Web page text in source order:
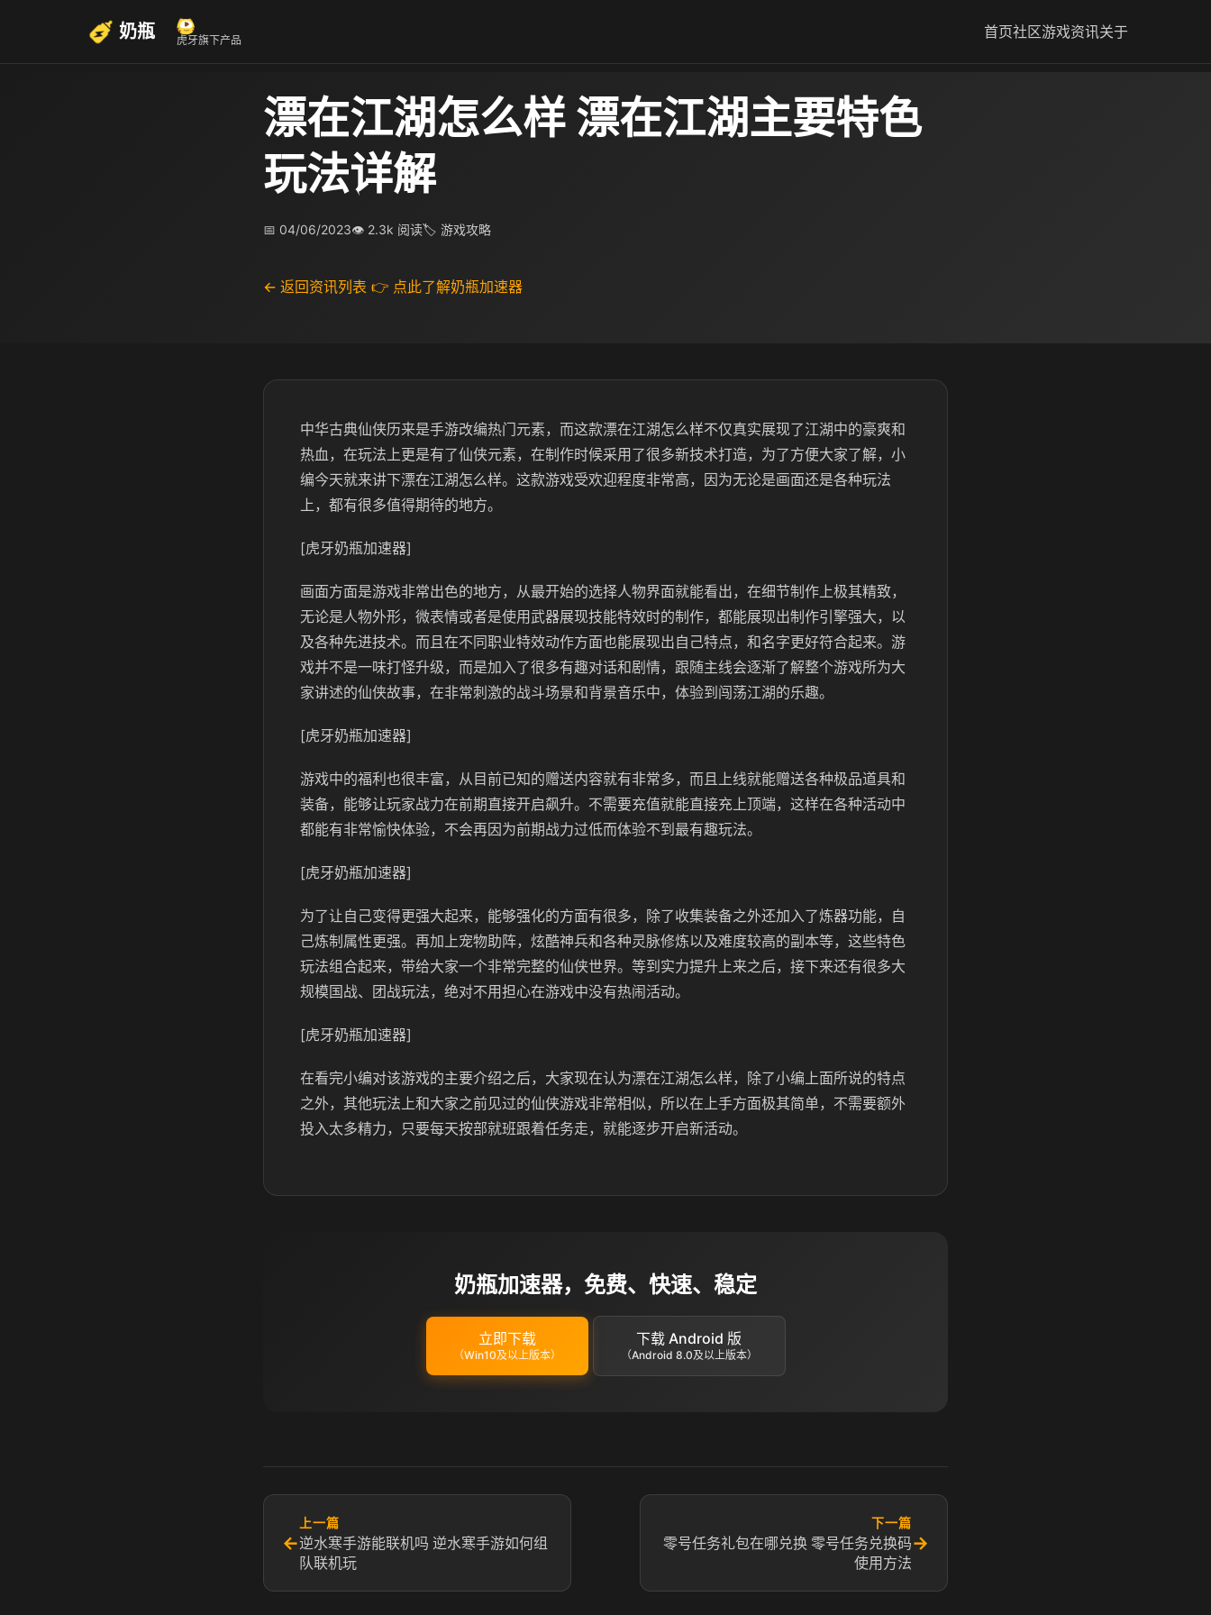
奶瓶 虎牙旗下产品 首页社区游戏资讯关于
漂在江湖怎么样 漂在江湖主要特色
玩法详解
📅 04/06/2023👁 2.3k 阅读🏷 游戏攻略
← 返回资讯列表 👉 点此了解奶瓶加速器
中华古典仙侠历来是手游改编热门元素，而这款漂在江湖怎么样不仅真实展现了江湖中的豪爽和
热血，在玩法上更是有了仙侠元素，在制作时候采用了很多新技术打造，为了方便大家了解，小
编今天就来讲下漂在江湖怎么样。这款游戏受欢迎程度非常高，因为无论是画面还是各种玩法
上，都有很多值得期待的地方。
[虎牙奶瓶加速器]
画面方面是游戏非常出色的地方，从最开始的选择人物界面就能看出，在细节制作上极其精致，
无论是人物外形，微表情或者是使用武器展现技能特效时的制作，都能展现出制作引擎强大，以
及各种先进技术。而且在不同职业特效动作方面也能展现出自己特点，和名字更好符合起来。游
戏并不是一味打怪升级，而是加入了很多有趣对话和剧情，跟随主线会逐渐了解整个游戏所为大
家讲述的仙侠故事，在非常刺激的战斗场景和背景音乐中，体验到闯荡江湖的乐趣。
[虎牙奶瓶加速器]
游戏中的福利也很丰富，从目前已知的赠送内容就有非常多，而且上线就能赠送各种极品道具和
装备，能够让玩家战力在前期直接开启飙升。不需要充值就能直接充上顶端，这样在各种活动中
都能有非常愉快体验，不会再因为前期战力过低而体验不到最有趣玩法。
[虎牙奶瓶加速器]
为了让自己变得更强大起来，能够强化的方面有很多，除了收集装备之外还加入了炼器功能，自
己炼制属性更强。再加上宠物助阵，炫酷神兵和各种灵脉修炼以及难度较高的副本等，这些特色
玩法组合起来，带给大家一个非常完整的仙侠世界。等到实力提升上来之后，接下来还有很多大
规模国战、团战玩法，绝对不用担心在游戏中没有热闹活动。
[虎牙奶瓶加速器]
在看完小编对该游戏的主要介绍之后，大家现在认为漂在江湖怎么样，除了小编上面所说的特点
之外，其他玩法上和大家之前见过的仙侠游戏非常相似，所以在上手方面极其简单，不需要额外
投入太多精力，只要每天按部就班跟着任务走，就能逐步开启新活动。
奶瓶加速器，免费、快速、稳定
立即下载
（Win10及以上版本）
下载 Android 版
（Android 8.0及以上版本）
←
上一篇
逆水寒手游能联机吗 逆水寒手游如何组
队联机玩
下一篇
零号任务礼包在哪兑换 零号任务兑换码
使用方法
→